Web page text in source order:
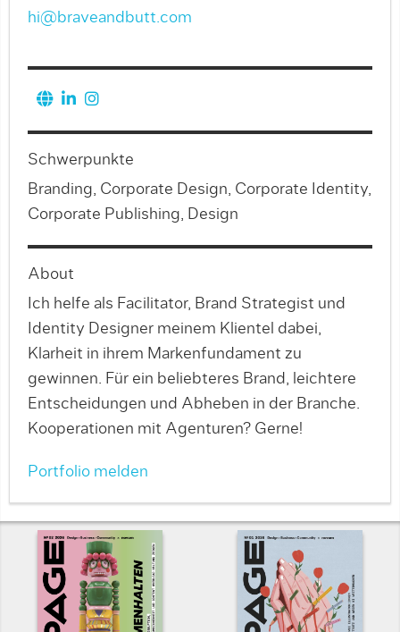
hi@braveandbutt.com
Schwerpunkte
Branding, Corporate Design, Corporate Identity,
Corporate Publishing, Design
About
Ich helfe als Facilitator, Brand Strategist und
Identity Designer meinem Klientel dabei,
Klarheit in ihrem Markenfundament zu
gewinnen. Für ein beliebteres Brand, leichtere
Entscheidungen und Abheben in der Branche.
Kooperationen mit Agenturen? Gerne!
Portfolio melden